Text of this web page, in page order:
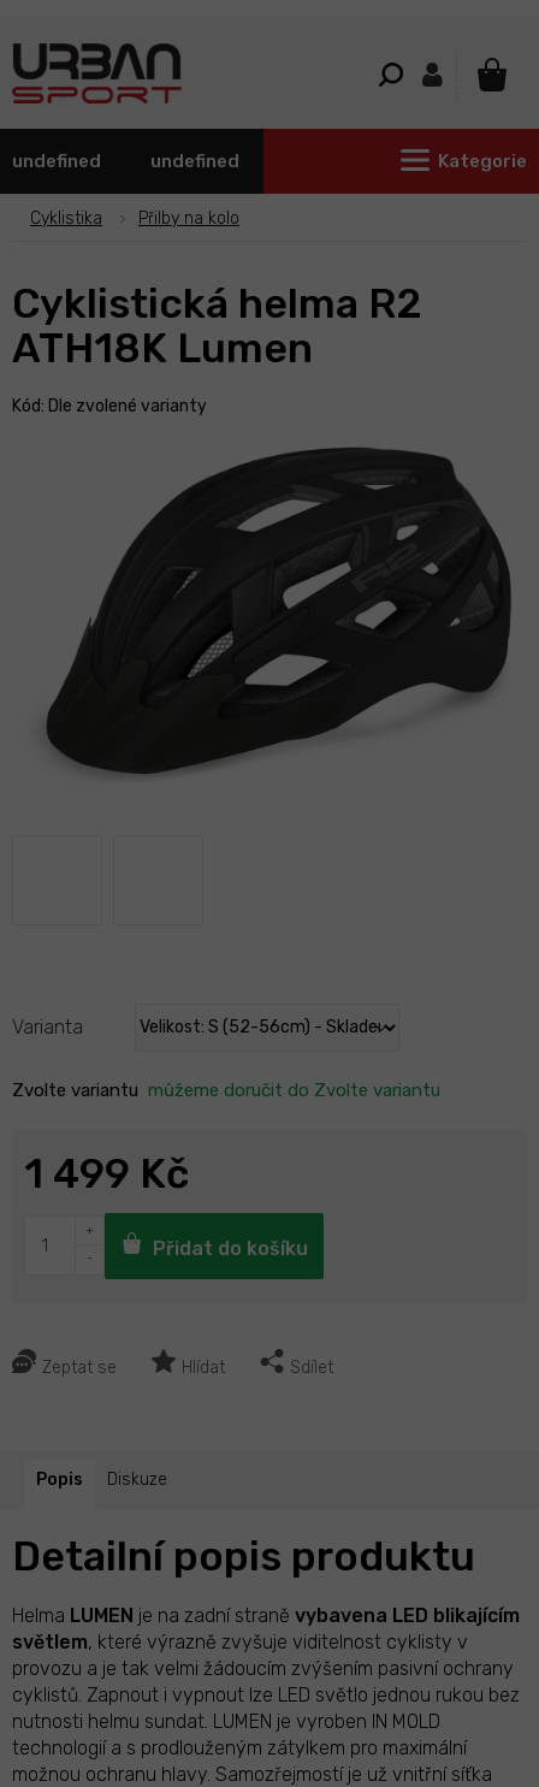
undefined undefined Kategorie
Cyklistika Přilby na kolo
Cyklistická helma R2
ATH18K Lumen
Kód: Dle zvolené varianty
Zvolte variantu můžeme doručit do Zvolte variantu
Varianta
Zeptat se Hlídat Sdílet
1 499 Kč
Přidat do košíku
Popis Diskuze
Detailní popis produktu
Helma LUMEN je na zadní straně vybavena LED blikajícím
světlem, které výrazně zvyšuje viditelnost cyklisty v
provozu a je tak velmi žádoucím zvýšením pasivní ochrany
cyklistů. Zapnout i vypnout lze LED světlo jednou rukou bez
nutnosti helmu sundat. LUMEN je vyroben IN MOLD
technologií a s prodlouženým zátylkem pro maximální
možnou ochranu hlavy. Samozřejmostí je už vnitřní síťka